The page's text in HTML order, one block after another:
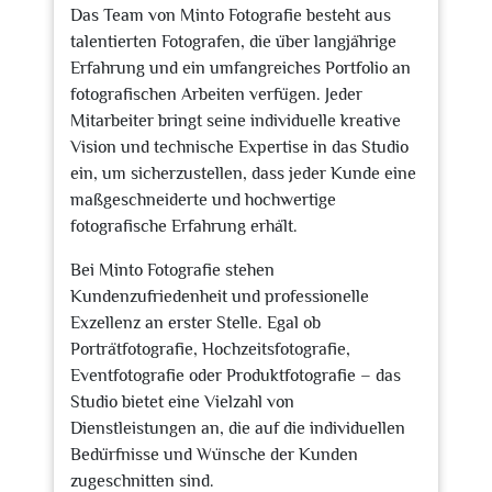
Das Team von Minto Fotografie besteht aus
talentierten Fotografen, die über langjährige
Erfahrung und ein umfangreiches Portfolio an
fotografischen Arbeiten verfügen. Jeder
Mitarbeiter bringt seine individuelle kreative
Vision und technische Expertise in das Studio
ein, um sicherzustellen, dass jeder Kunde eine
maßgeschneiderte und hochwertige
fotografische Erfahrung erhält.
Bei Minto Fotografie stehen
Kundenzufriedenheit und professionelle
Exzellenz an erster Stelle. Egal ob
Porträtfotografie, Hochzeitsfotografie,
Eventfotografie oder Produktfotografie – das
Studio bietet eine Vielzahl von
Dienstleistungen an, die auf die individuellen
Bedürfnisse und Wünsche der Kunden
zugeschnitten sind.